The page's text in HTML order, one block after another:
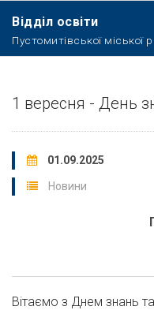
Відділ освіти
Пустомитівської міської
1 вересня - День
01.09.2025
Новини
Вітаємо з Днем знань